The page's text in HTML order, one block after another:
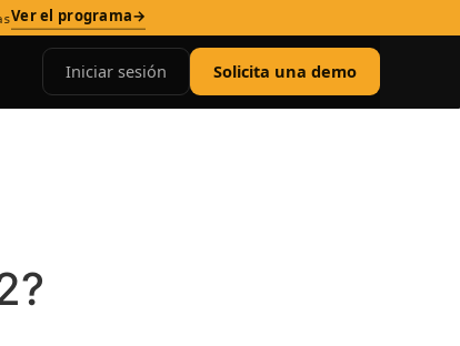
Ver el programa→
Iniciar sesión Solicita una demo